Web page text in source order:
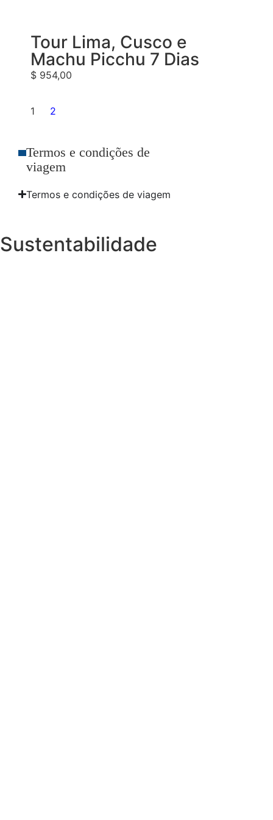
Tour Lima, Cusco e
Machu Picchu 7 Dias
$ 954,00
1 2
Termos e condições de
viagem
Termos e condições de viagem
Sustentabilidade